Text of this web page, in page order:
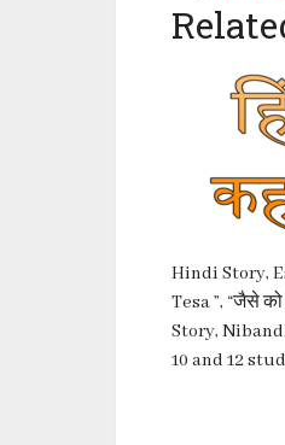
Hindi Story,
Tesa ”, “जैसे
Story,
10 and 12